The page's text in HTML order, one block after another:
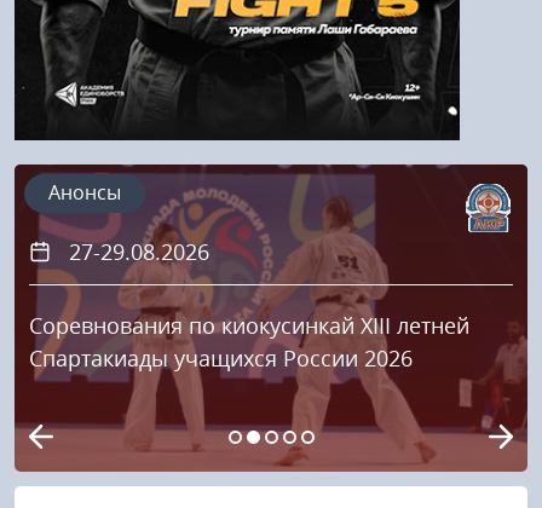
27-29.08.2026
Соревнования по киокусинкай XIII летней
Спартакиады учащихся России 2026
Анонсы